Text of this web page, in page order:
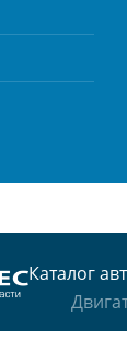
Каталог